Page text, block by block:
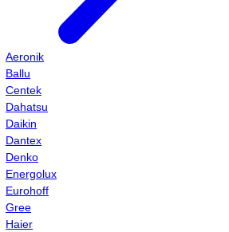
Aeronik
Ballu
Centek
Dahatsu
Daikin
Dantex
Denko
Energolux
Eurohoff
Gree
Haier